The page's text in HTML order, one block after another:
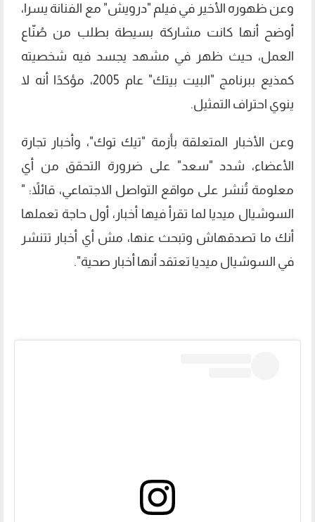
وعن ظهوره الأخير في فيلم "درويش" مع الفنانة يسرا،
أوضح أنها كانت مشاركة بسيطة بطلب من صُنّاع
العمل، حيث ظهر في مشهد يجسد فيه شخصيته
كمذيع ببرنامج "البيت بيتك" عام 2005، مؤكدًا أنه لا
ينوي احتراف التمثيل.
وعن الأخبار المتعلقة بأزمة "تيك توك"، وأخبار تجارة
الأعضاء، شدد "سعد" على ضرورة التحقق من أي
معلومة تُنشر على مواقع التواصل الاجتماعي، قائلاً: "
السوشيال ميديا لما تقرأ فيها أخبار، أول حاجة تعملها
أنك ما تصدقهاش وتبحث عنها، مش أي أخبار تتنشر
في السوشيال ميديا تعتقد أنها أخبار صحية".